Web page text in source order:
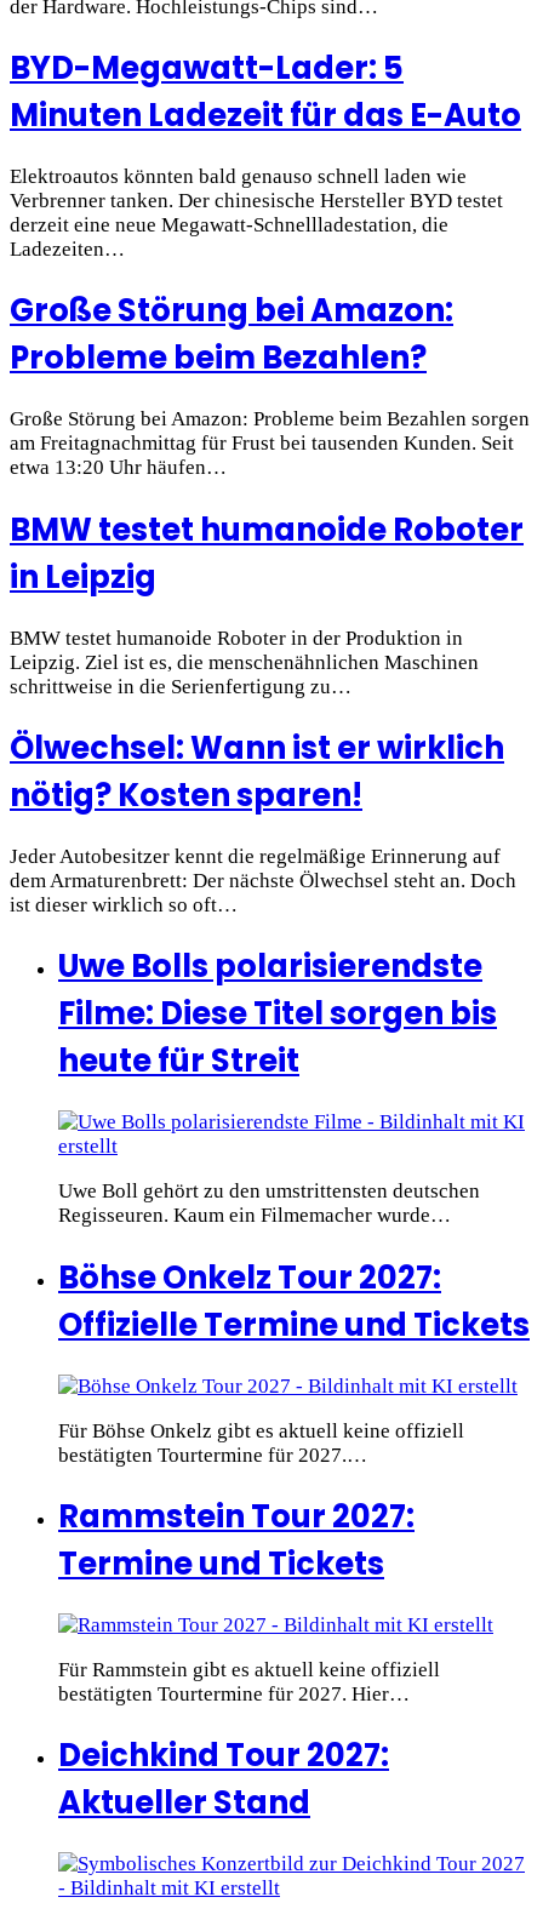
der Hardware. Hochleistungs-Chips sind…
BYD-Megawatt-Lader: 5
Minuten Ladezeit für das E-Auto
Elektroautos könnten bald genauso schnell laden wie
Verbrenner tanken. Der chinesische Hersteller BYD testet
derzeit eine neue Megawatt-Schnellladestation, die
Ladezeiten…
Große Störung bei Amazon:
Probleme beim Bezahlen?
Große Störung bei Amazon: Probleme beim Bezahlen sorgen
am Freitagnachmittag für Frust bei tausenden Kunden. Seit
etwa 13:20 Uhr häufen…
BMW testet humanoide Roboter
in Leipzig
BMW testet humanoide Roboter in der Produktion in
Leipzig. Ziel ist es, die menschenähnlichen Maschinen
schrittweise in die Serienfertigung zu…
Ölwechsel: Wann ist er wirklich
nötig? Kosten sparen!
Jeder Autobesitzer kennt die regelmäßige Erinnerung auf
dem Armaturenbrett: Der nächste Ölwechsel steht an. Doch
ist dieser wirklich so oft…
Uwe Bolls polarisierendste
Filme: Diese Titel sorgen bis
heute für Streit
Uwe Boll gehört zu den umstrittensten deutschen
Regisseuren. Kaum ein Filmemacher wurde…
Böhse Onkelz Tour 2027:
Offizielle Termine und Tickets
Für Böhse Onkelz gibt es aktuell keine offiziell
bestätigten Tourtermine für 2027.…
Rammstein Tour 2027:
Termine und Tickets
Für Rammstein gibt es aktuell keine offiziell
bestätigten Tourtermine für 2027. Hier…
Deichkind Tour 2027:
Aktueller Stand